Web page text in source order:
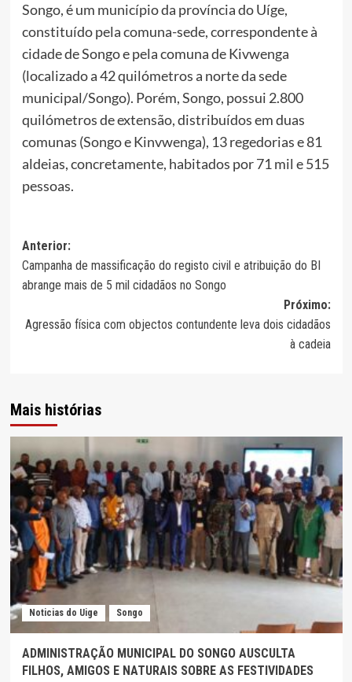
Songo, é um município da província do Uíge,
constituído pela comuna-sede, correspondente à
cidade de Songo e pela comuna de Kivwenga
(localizado a 42 quilómetros a norte da sede
municipal/Songo). Porém, Songo, possui 2.800
quilómetros de extensão, distribuídos em duas
comunas (Songo e Kinvwenga), 13 regedorias e 81
aldeias, concretamente, habitados por 71 mil e 515
pessoas.
Navegação
de
artigos
Anterior:
Campanha de massificação do registo civil e atribuição do BI
abrange mais de 5 mil cidadãos no Songo
Próximo:
Agressão física com objectos contundente leva dois cidadãos
à cadeia
Mais histórias
Noticias do Uige Songo
ADMINISTRAÇÃO MUNICIPAL DO SONGO AUSCULTA
FILHOS, AMIGOS E NATURAIS SOBRE AS FESTIVIDADES